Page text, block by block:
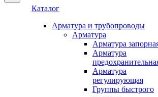
Каталог
Арматура и трубопроводы
Арматура
Арматура
Арматура
Арматура
регулирующая
Группы быстрого